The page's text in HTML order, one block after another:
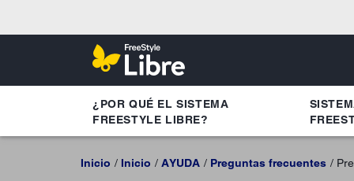
¿POR QUÉ EL SISTEMA
FREESTYLE LIBRE?
Inicio Inicio AYUDA Preguntas frecuentes